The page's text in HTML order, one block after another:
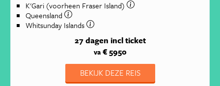
K'Gari (voorheen Fraser Island)
Queensland
Whitsunday Islands
27 dagen incl ticket
va€ 5950
BEKIJK DEZE REIS